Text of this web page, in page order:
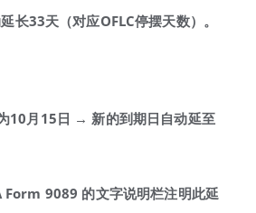
长33天（对应OFLC停摆天数）。
10 月 15日 → 新的到期日自动延至
Form 9089 的文字说明栏注明此延